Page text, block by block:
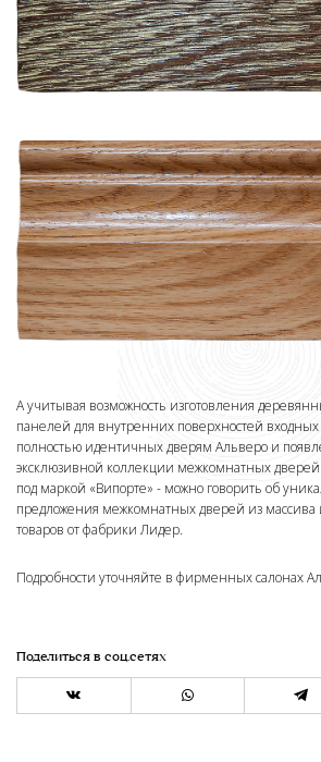
А учитывая возможность изготовления
панелей для внутренних поверхностей
полностью идентичных дверям Альверо и
эксклюзивной коллекции межкомнатных дверей
под маркой «Випорте» - можно говорить об
предложения межкомнатных дверей из массива
товаров от фабрики Лидер.
Подробности уточняйте в фирменных салонах
Поделиться в соц.сетях